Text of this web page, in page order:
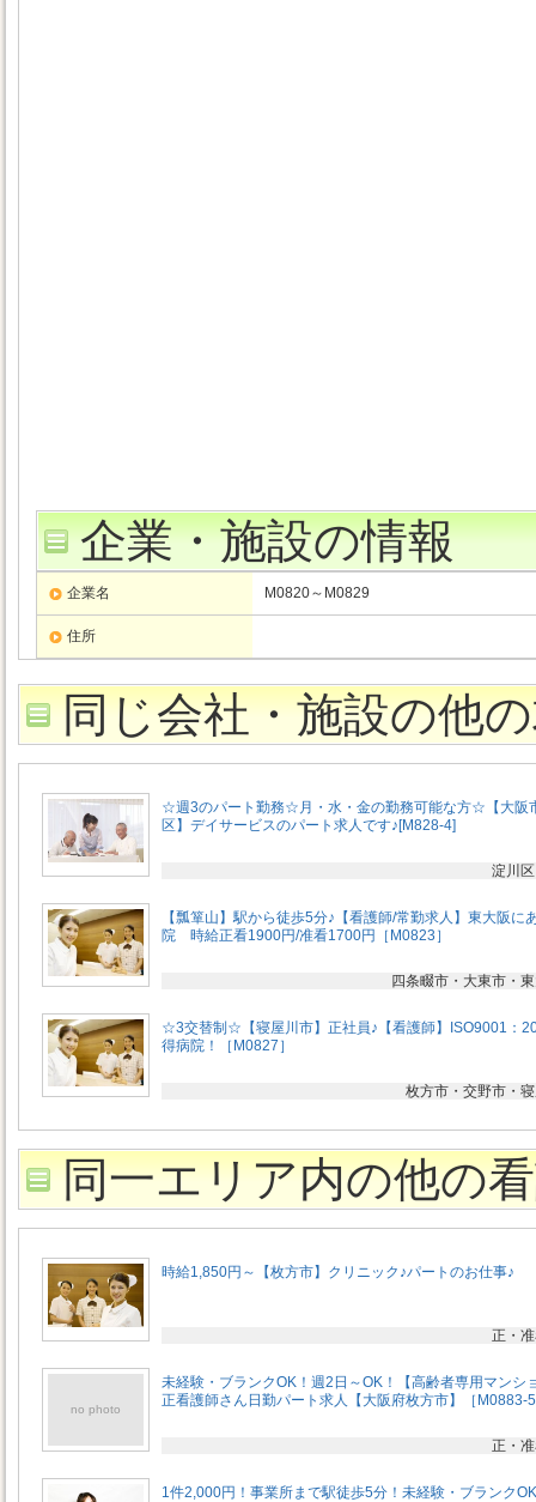
企業・施設の情報
企業名 M0820～M0829
住所
同じ会社・施設の他
☆週3のパート勤務☆月・水・金の勤務可能な方☆【大阪
区】デイサービスのパート求人です♪[M828-4]
淀川
【瓢箪山】駅から徒歩5分♪【看護師/常勤求人】東大阪に
院 時給正看1900円/准看1700円［M0823］
四条畷市・大東市・
☆3交替制☆【寝屋川市】正社員♪【看護師】ISO9001：
得病院！［M0827］
枚方市・交野市・
同一エリア内の他の
時給1,850円～【枚方市】クリニック♪パートのお仕事♪
正・
no photo
未経験・ブランクOK！週2日～OK！【高齢者専用マンシ
正看護師さん日勤パート求人【大阪府枚方市】［M0883-
正・
1件2,000円！事業所まで駅徒歩5分！未経験・ブランク